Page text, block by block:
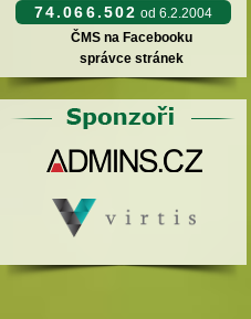
74.066.502 od 6.2.2004
ČMS na Facebooku
správce stránek